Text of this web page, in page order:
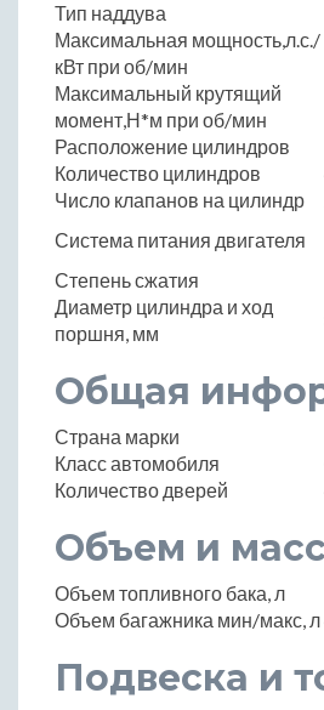
Тип наддува
Максимальная мощность,л.с./
кВт при об/мин
Максимальный крутящий
момент,Н*м при об/мин
Расположение цилиндров
Количество цилиндров
Число клапанов на цилиндр
Система питания двигателя
Степень сжатия
Диаметр цилиндра и ход
поршня, мм
Общая
Страна марки
Класс автомобиля
Количество дверей
Объем и
Объем топливного бака, л
Объем багажника мин/макс, л
Подвеска и